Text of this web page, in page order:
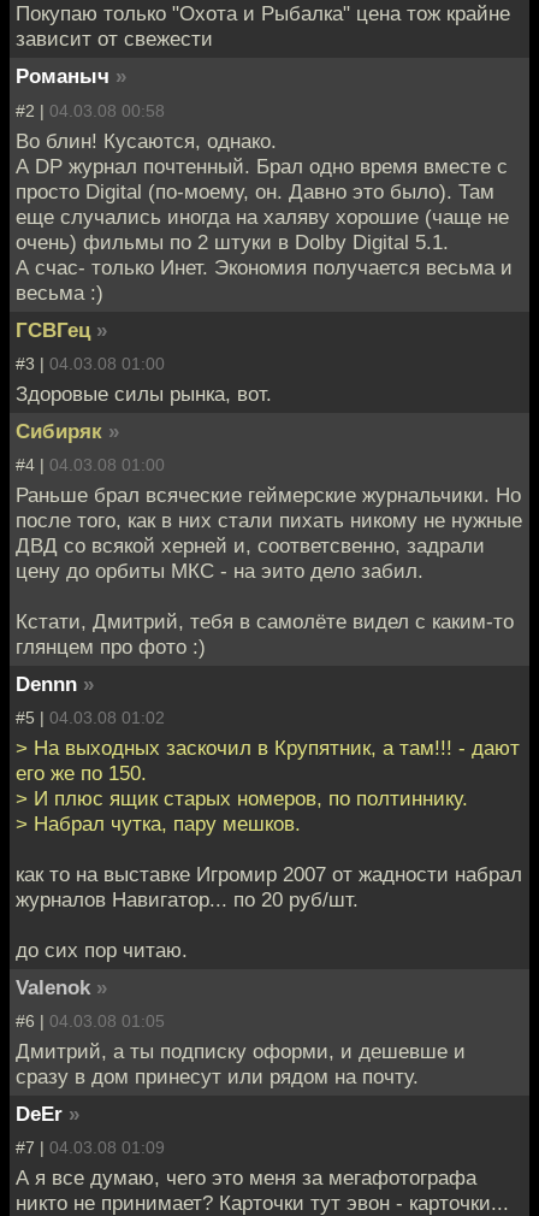
Покупаю только "Охота и Рыбалка" цена тож крайне
зависит от свежести
Романыч »
#2 | 04.03.08 00:58
Во блин! Кусаются, однако.
А DP журнал почтенный. Брал одно время вместе с
просто Digital (по-моему, он. Давно это было). Там
еще случались иногда на халяву хорошие (чаще не
очень) фильмы по 2 штуки в Dolby Digital 5.1.
А счас- только Инет. Экономия получается весьма и
весьма :)
ГСВГец »
#3 | 04.03.08 01:00
Здоровые силы рынка, вот.
Сибиряк »
#4 | 04.03.08 01:00
Раньше брал всяческие геймерские журнальчики. Но
после того, как в них стали пихать никому не нужные
ДВД со всякой херней и, соответсвенно, задрали
цену до орбиты МКС - на эито дело забил.
Кстати, Дмитрий, тебя в самолёте видел с каким-то
глянцем про фото :)
Dennn »
#5 | 04.03.08 01:02
> На выходных заскочил в Крупятник, а там!!! - дают
его же по 150.
> И плюс ящик старых номеров, по полтиннику.
> Набрал чутка, пару мешков.
как то на выставке Игромир 2007 от жадности набрал
журналов Навигатор... по 20 руб/шт.
до сих пор читаю.
Valenok »
#6 | 04.03.08 01:05
Дмитрий, а ты подписку оформи, и дешевше и
сразу в дом принесут или рядом на почту.
DeEr »
#7 | 04.03.08 01:09
А я все думаю, чего это меня за мегафотографа
никто не принимает? Карточки тут эвон - карточки...